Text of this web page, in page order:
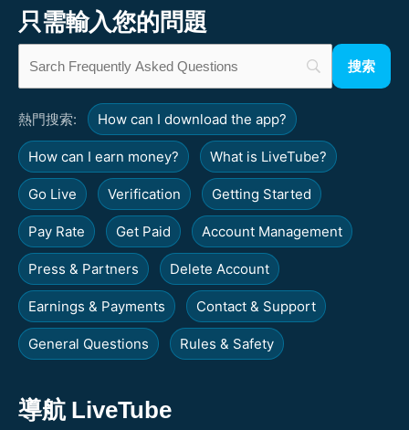
只需輸入您的問題
熱門搜索: How can I download the app?
How can I earn money? What is LiveTube?
Go Live Verification Getting Started
Pay Rate Get Paid Account Management
Press & Partners Delete Account
Earnings & Payments Contact & Support
General Questions Rules & Safety
導航 LiveTube